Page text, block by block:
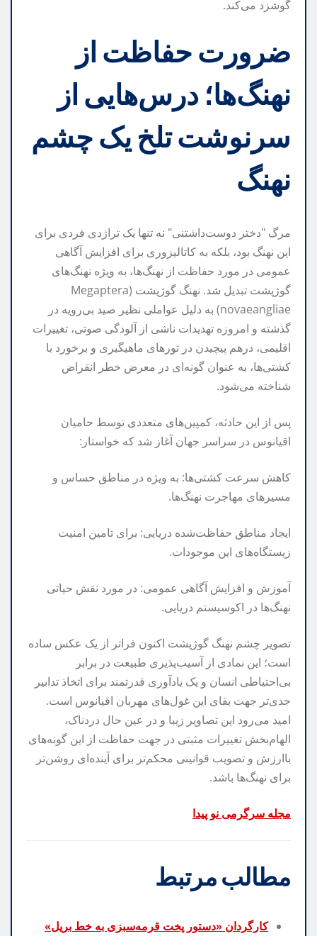
گوشزد می‌کند.
ضرورت حفاظت از
نهنگ‌ها؛ درس‌هایی از
سرنوشت تلخ یک چشم
نهنگ
مرگ "دختر دوست‌داشتنی" نه تنها یک تراژدی فردی برای
این نهنگ بود، بلکه به کاتالیزوری برای افزایش آگاهی
عمومی در مورد حفاظت از نهنگ‌ها، به ویژه نهنگ‌های
گوژپشت تبدیل شد. نهنگ گوژپشت (Megaptera
novaeangliae) به دلیل عواملی نظیر صید بی‌رویه در
گذشته و امروزه تهدیدات ناشی از آلودگی صوتی، تغییرات
اقلیمی، درهم پیچیدن در تورهای ماهیگیری و برخورد با
کشتی‌ها، به عنوان گونه‌ای در معرض خطر انقراض
شناخته می‌شود.
پس از این حادثه، کمپین‌های متعددی توسط حامیان
اقیانوس در سراسر جهان آغاز شد که خواستار:
کاهش سرعت کشتی‌ها: به ویژه در مناطق حساس و
مسیرهای مهاجرت نهنگ‌ها.
ایجاد مناطق حفاظت‌شده دریایی: برای تامین امنیت
زیستگاه‌های این موجودات.
آموزش و افزایش آگاهی عمومی: در مورد نقش حیاتی
نهنگ‌ها در اکوسیستم دریایی.
تصویر چشم نهنگ گوژپشت اکنون فراتر از یک عکس ساده
است؛ این نمادی از آسیب‌پذیری طبیعت در برابر
بی‌احتیاطی انسان و یک یادآوری قدرتمند برای اتخاذ تدابیر
جدی‌تر جهت بقای این غول‌های مهربان اقیانوس است.
امید می‌رود این تصاویر زیبا و در عین حال دردناک،
الهام‌بخش تغییرات مثبتی در جهت حفاظت از این گونه‌های
باارزش و تصویب قوانینی محکم‌تر برای آینده‌ای روشن‌تر
برای نهنگ‌ها باشد.
مجله سرگرمی نو پیدا
مطالب مرتبط
کارگردان «دستور پخت قرمه‌سبزی به خط بریل»